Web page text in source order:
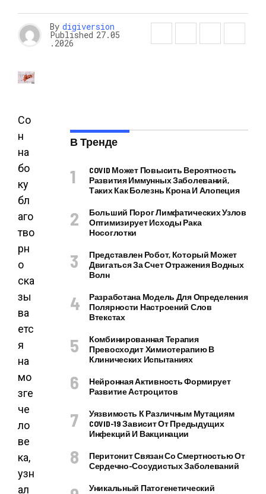
By digiversion
Published 27.05
.2026
Со
н
на
бо
ку
бл
аго
тво
рн
о
ска
зы
ва
етс
я
на
мо
зге
че
ло
ве
ка,
узн
ал
В Тренде
COVID Может Повысить Вероятность
Развития Иммунных Заболеваний,
Таких Как Болезнь Крона И Алопеция
Больший Порог Лимфатических Узлов
Оптимизирует Исходы Рака
Носоглотки
Представлен Робот, Который Может
Двигаться За Счет Отражения Водных
Волн
Разработана Модель Для Определения
Полярности Настроений Слов
Втекстах
Комбинированная Терапия
Превосходит Химиотерапию В
Клинических Испытаниях
Нейронная Активность Формирует
Развитие Астроцитов
Уязвимость К Различным Мутациям
COVID-19 Зависит От Предыдущих
Инфекций И Вакцинации
Перитонит Связан Со Смертностью От
Сердечно-Сосудистых Заболеваний
Уникальный Патогенетический